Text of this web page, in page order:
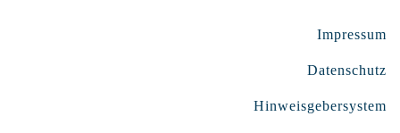
Impressum
Datenschutz
Hinweisgebersystem